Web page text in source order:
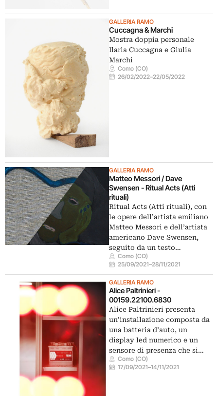
GALLERIA RAMO
Cuccagna & Marchi
Mostra doppia personale
Ilaria Cuccagna e Giulia
Marchi
Como (CO)
26/02/2022–22/05/2022
GALLERIA RAMO
Matteo Messori / Dave
Swensen - Ritual Acts (Atti
rituali)
Ritual Acts (Atti rituali), con
le opere dell’artista emiliano
Matteo Messori e dell’artista
americano Dave Swensen,
seguito da un testo…
Como (CO)
25/09/2021–28/11/2021
GALLERIA RAMO
Alice Paltrinieri -
00159.22100.6830
Alice Paltrinieri presenta
un’installazione composta da
una batteria d’auto, un
display led numerico e un
sensore di presenza che si…
Como (CO)
17/09/2021–14/11/2021